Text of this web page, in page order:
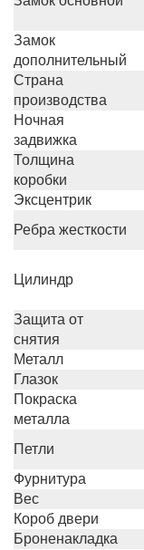
Замок
дополнительный
Страна
производства
Ночная
задвижка
Толщина
коробки
Эксцентрик
Ребра жесткости
Цилиндр
Защита от
снятия
Металл
Глазок
Покраска
металла
Петли
Фурнитура
Вес
Короб двери
Броненакладка